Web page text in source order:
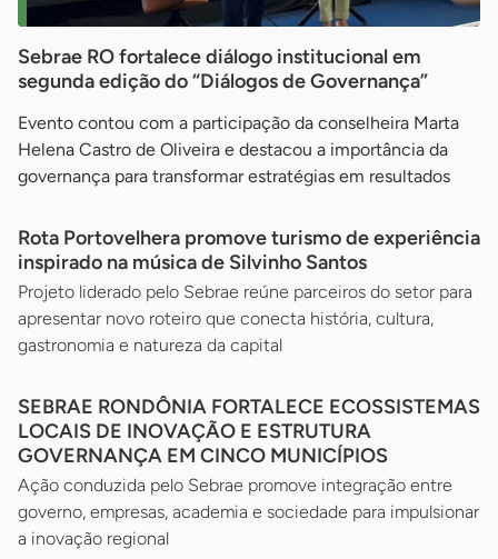
Sebrae RO fortalece diálogo institucional em
segunda edição do “Diálogos de Governança”
Evento contou com a participação da conselheira Marta
Helena Castro de Oliveira e destacou a importância da
governança para transformar estratégias em resultados
Rota Portovelhera promove turismo de experiência
inspirado na música de Silvinho Santos
Projeto liderado pelo Sebrae reúne parceiros do setor para
apresentar novo roteiro que conecta história, cultura,
gastronomia e natureza da capital
SEBRAE RONDÔNIA FORTALECE ECOSSISTEMAS
LOCAIS DE INOVAÇÃO E ESTRUTURA
GOVERNANÇA EM CINCO MUNICÍPIOS
Ação conduzida pelo Sebrae promove integração entre
governo, empresas, academia e sociedade para impulsionar
a inovação regional